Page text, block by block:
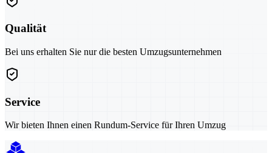
Qualität
Bei uns erhalten Sie nur die besten Umzugsunternehmen
Service
Wir bieten Ihnen einen Rundum-Service für Ihren Umzug